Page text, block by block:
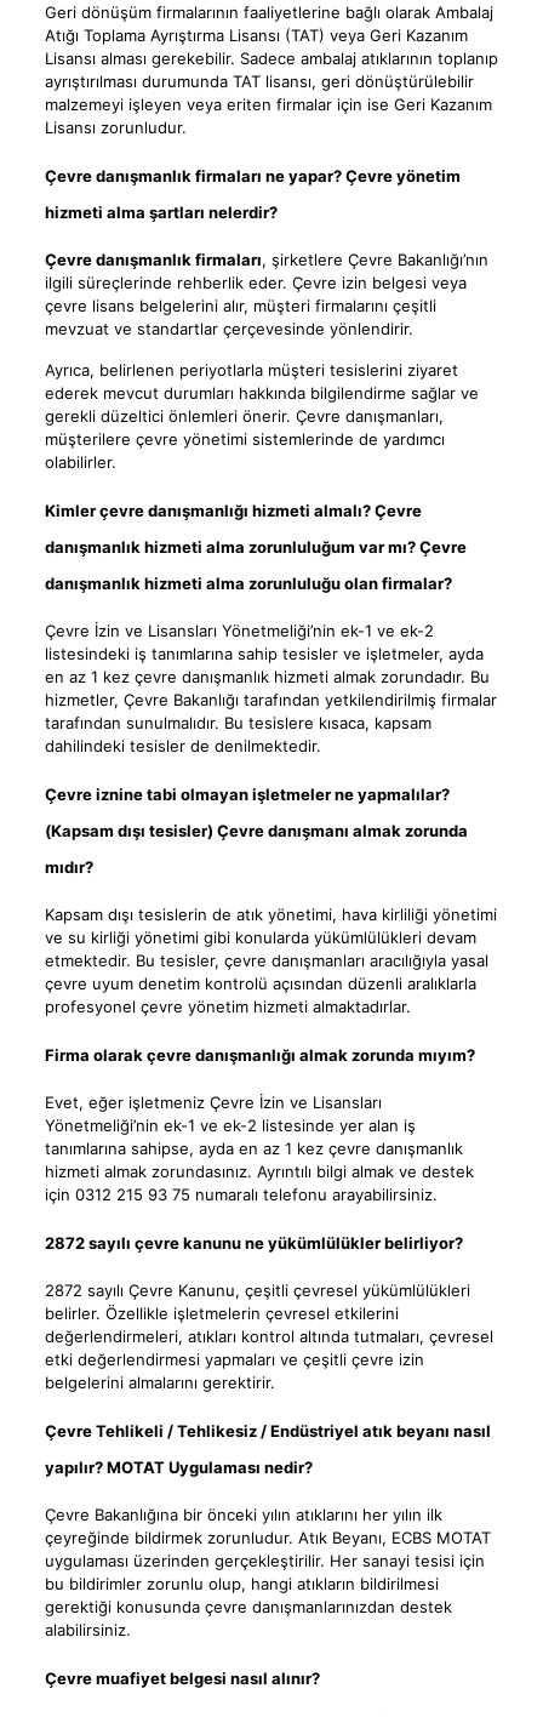
Geri dönüşüm firmalarının faaliyetlerine bağlı olarak Ambalaj
Atığı Toplama Ayrıştırma Lisansı (TAT) veya Geri Kazanım
Lisansı alması gerekebilir. Sadece ambalaj atıklarının toplanıp
ayrıştırılması durumunda TAT lisansı, geri dönüştürülebilir
malzemeyi işleyen veya eriten firmalar için ise Geri Kazanım
Lisansı zorunludur.
Çevre danışmanlık firmaları ne yapar? Çevre yönetim
hizmeti alma şartları nelerdir?
Çevre danışmanlık firmaları, şirketlere Çevre Bakanlığı’nın
ilgili süreçlerinde rehberlik eder. Çevre izin belgesi veya
çevre lisans belgelerini alır, müşteri firmalarını çeşitli
mevzuat ve standartlar çerçevesinde yönlendirir.
Ayrıca, belirlenen periyotlarla müşteri tesislerini ziyaret
ederek mevcut durumları hakkında bilgilendirme sağlar ve
gerekli düzeltici önlemleri önerir. Çevre danışmanları,
müşterilere çevre yönetimi sistemlerinde de yardımcı
olabilirler.
Kimler çevre danışmanlığı hizmeti almalı? Çevre
danışmanlık hizmeti alma zorunluluğum var mı? Çevre
danışmanlık hizmeti alma zorunluluğu olan firmalar?
Çevre İzin ve Lisansları Yönetmeliği’nin ek-1 ve ek-2
listesindeki iş tanımlarına sahip tesisler ve işletmeler, ayda
en az 1 kez çevre danışmanlık hizmeti almak zorundadır. Bu
hizmetler, Çevre Bakanlığı tarafından yetkilendirilmiş firmalar
tarafından sunulmalıdır. Bu tesislere kısaca, kapsam
dahilindeki tesisler de denilmektedir.
Çevre iznine tabi olmayan işletmeler ne yapmalılar?
(Kapsam dışı tesisler) Çevre danışmanı almak zorunda
mıdır?
Kapsam dışı tesislerin de atık yönetimi, hava kirliliği yönetimi
ve su kirliği yönetimi gibi konularda yükümlülükleri devam
etmektedir. Bu tesisler, çevre danışmanları aracılığıyla yasal
çevre uyum denetim kontrolü açısından düzenli aralıklarla
profesyonel çevre yönetim hizmeti almaktadırlar.
Firma olarak çevre danışmanlığı almak zorunda mıyım?
Evet, eğer işletmeniz Çevre İzin ve Lisansları
Yönetmeliği’nin ek-1 ve ek-2 listesinde yer alan iş
tanımlarına sahipse, ayda en az 1 kez çevre danışmanlık
hizmeti almak zorundasınız. Ayrıntılı bilgi almak ve destek
için 0312 215 93 75 numaralı telefonu arayabilirsiniz.
2872 sayılı çevre kanunu ne yükümlülükler belirliyor?
2872 sayılı Çevre Kanunu, çeşitli çevresel yükümlülükleri
belirler. Özellikle işletmelerin çevresel etkilerini
değerlendirmeleri, atıkları kontrol altında tutmaları, çevresel
etki değerlendirmesi yapmaları ve çeşitli çevre izin
belgelerini almalarını gerektirir.
Çevre Tehlikeli / Tehlikesiz / Endüstriyel atık beyanı nasıl
yapılır? MOTAT Uygulaması nedir?
Çevre Bakanlığına bir önceki yılın atıklarını her yılın ilk
çeyreğinde bildirmek zorunludur. Atık Beyanı, ECBS MOTAT
uygulaması üzerinden gerçekleştirilir. Her sanayi tesisi için
bu bildirimler zorunlu olup, hangi atıkların bildirilmesi
gerektiği konusunda çevre danışmanlarınızdan destek
alabilirsiniz.
Çevre muafiyet belgesi nasıl alınır?